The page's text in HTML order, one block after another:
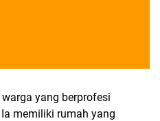
yang berprofesi
memiliki rumah yang